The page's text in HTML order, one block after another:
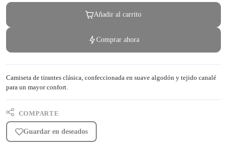
Añadir al carrito
Comprar ahora
Camiseta de tirantes clásica, confeccionada en suave algodón y tejido canalé
para un mayor confort.
COMPARTE
Guardar en deseados